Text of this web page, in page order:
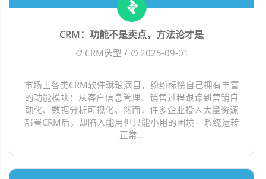
CRM：功能不是卖点，方法论才是
CRM选型 / 2025-09-01
市场上各类CRM软件琳琅满目，纷纷标榜自己拥有丰富
的功能模块：从客户信息管理、销售过程跟踪到营销自
动化、数据分析可视化。然而，许多企业投入大量资源
部署CRM后，却陷入能用但只能小用的困境—系统运转
正常...